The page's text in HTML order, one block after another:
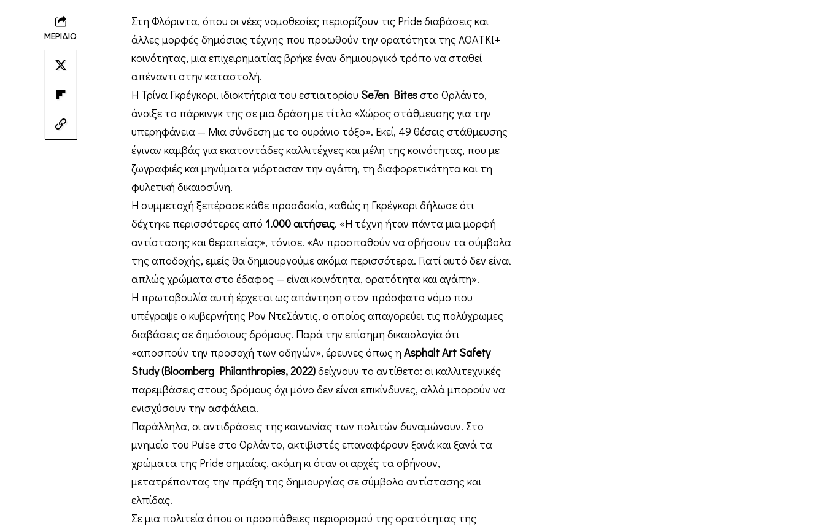
ΜΕΡΙΔΙΟ
Στη Φλόριντα, όπου οι νέες νομοθεσίες περιορίζουν τις Pride διαβάσεις και
άλλες μορφές δημόσιας τέχνης που προωθούν την ορατότητα της ΛΟΑΤΚΙ+
κοινότητας, μια επιχειρηματίας βρήκε έναν δημιουργικό τρόπο να σταθεί
απέναντι στην καταστολή.
Η Τρίνα Γκρέγκορι, ιδιοκτήτρια του εστιατορίου Se7en Bitesστο Ορλάντο,
άνοιξε το πάρκινγκ της σε μια δράση με τίτλο «Χώρος στάθμευσης για την
υπερηφάνεια — Μια σύνδεση με το ουράνιο τόξο». Εκεί, 49 θέσεις στάθμευσης
έγιναν καμβάς για εκατοντάδες καλλιτέχνες και μέλη της κοινότητας, που με
ζωγραφιές και μηνύματα γιόρτασαν την αγάπη, τη διαφορετικότητα και τη
φυλετική δικαιοσύνη.
Η συμμετοχή ξεπέρασε κάθε προσδοκία, καθώς η Γκρέγκορι δήλωσε ότι
δέχτηκε περισσότερες από 1.000 αιτήσεις. «Η τέχνη ήταν πάντα μια μορφή
αντίστασης και θεραπείας», τόνισε. «Αν προσπαθούν να σβήσουν τα σύμβολα
της αποδοχής, εμείς θα δημιουργούμε ακόμα περισσότερα. Γιατί αυτό δεν είναι
απλώς χρώματα στο έδαφος — είναι κοινότητα, ορατότητα και αγάπη».
Η πρωτοβουλία αυτή έρχεται ως απάντηση στον πρόσφατο νόμο που
υπέγραψε ο κυβερνήτης Ρον ΝτεΣάντις, ο οποίος απαγορεύει τις πολύχρωμες
διαβάσεις σε δημόσιους δρόμους. Παρά την επίσημη δικαιολογία ότι
«αποσπούν την προσοχή των οδηγών», έρευνες όπως η Asphalt Art Safety
Study (Bloomberg Philanthropies, 2022)δείχνουν το αντίθετο: οι καλλιτεχνικές
παρεμβάσεις στους δρόμους όχι μόνο δεν είναι επικίνδυνες, αλλά μπορούν να
ενισχύσουν την ασφάλεια.
Παράλληλα, οι αντιδράσεις της κοινωνίας των πολιτών δυναμώνουν. Στο
μνημείο του Pulse στο Ορλάντο, ακτιβιστές επαναφέρουν ξανά και ξανά τα
χρώματα της Pride σημαίας, ακόμη κι όταν οι αρχές τα σβήνουν,
μετατρέποντας την πράξη της δημιουργίας σε σύμβολο αντίστασης και
ελπίδας.
Σε μια πολιτεία όπου οι προσπάθειες περιορισμού της ορατότητας της